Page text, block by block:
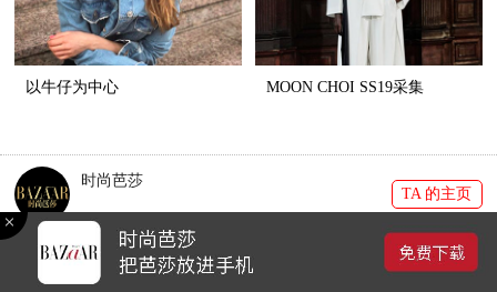
以牛仔为中心 MOON CHOI SS19采集
时尚芭莎
TA 的主页